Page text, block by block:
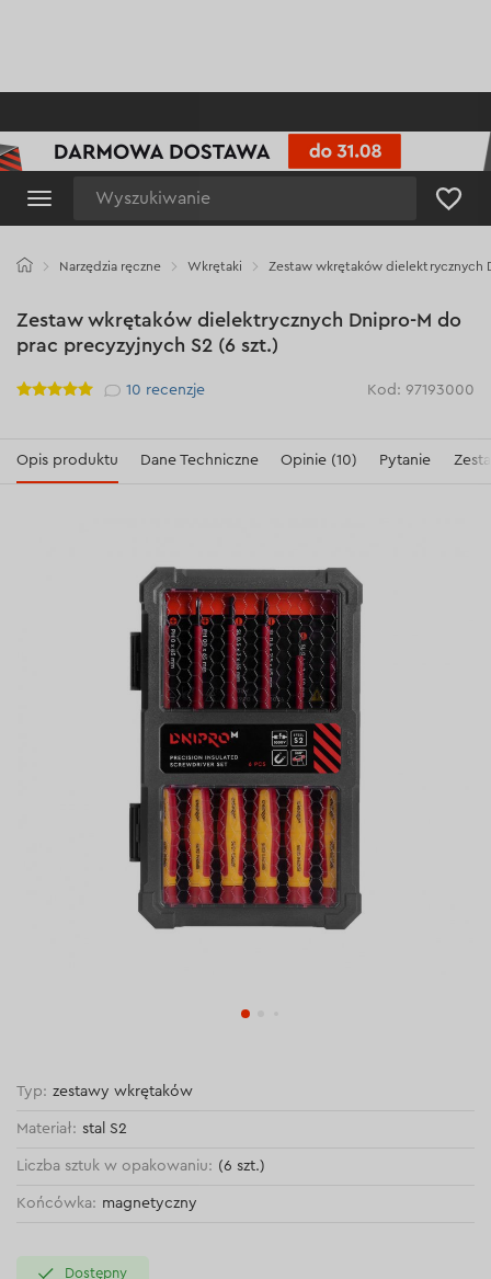
Narzędzia ręczne Wkrętaki Zestaw wkrętaków dielektrycznych
Zestaw wkrętaków dielektrycznych Dnipro-M do
prac precyzyjnych S2 (6 szt.)
Рейтинг 10 recenzje Kod: 97193000
Opis produktu Dane Techniczne Opinie (10) Pytanie
Typ: zestawy wkrętaków
Materiał: stal S2
Liczba sztuk w opakowaniu: (6 szt.)
Końcówka: magnetyczny
Dostępny